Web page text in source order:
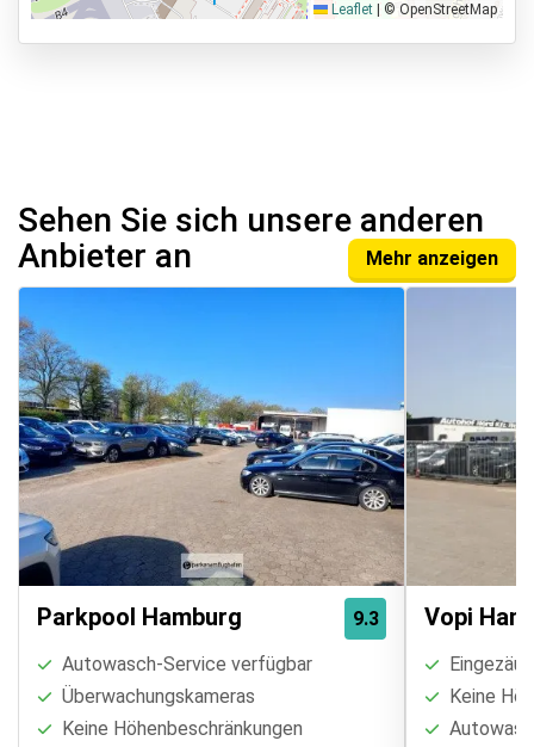
Leaflet © OpenStreetMap
Sehen Sie sich unsere anderen
Anbieter an
Mehr anzeigen
9.3
Parkpool Hamburg
Autowasch-Service verfügbar
Überwachungskameras
Keine Höhenbeschränkungen
Vopi
Keine